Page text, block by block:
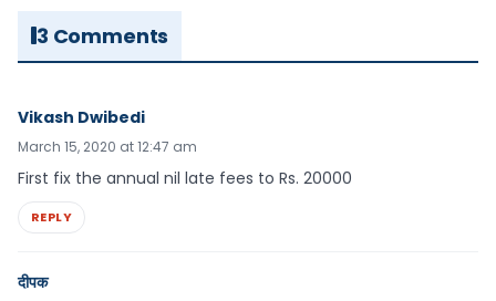
3 Comments
Vikash Dwibedi
March 15, 2020 at 12:47 am
First fix the annual nil late fees to Rs. 20000
REPLY
दीपक